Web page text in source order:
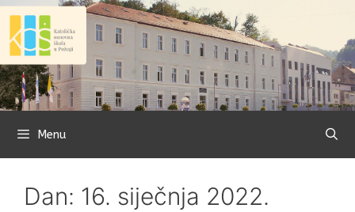
Preskoči
sadržaj
Menu
Dan: 16. siječnja 2022.